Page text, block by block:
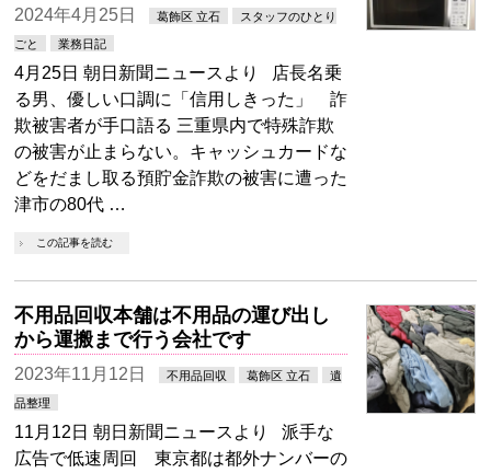
2024年4月25日 葛飾区 立石 スタッフのひとり
ごと 業務日記
4月25日 朝日新聞ニュースより 店長名乗
る男、優しい口調に「信用しきった」 詐
欺被害者が手口語る 三重県内で特殊詐欺
の被害が止まらない。キャッシュカードな
どをだまし取る預貯金詐欺の被害に遭った
津市の80代 …
この記事を読む
不用品回収本舗は不用品の運び出し
から運搬まで行う会社です
2023年11月12日 不用品回収 葛飾区 立石 遺
品整理
11月12日 朝日新聞ニュースより 派手な
広告で低速周回 東京都は都外ナンバーの